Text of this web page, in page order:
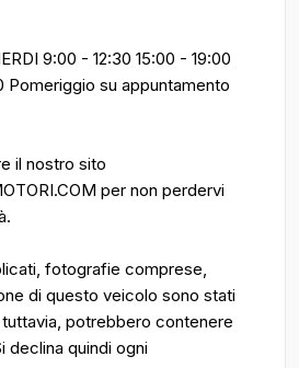
9:00 - 12:30 15:00 - 19:00
Pomeriggio su appuntamento
il nostro sito
per non perdervi
fotografie comprese,
di questo veicolo sono stati
potrebbero contenere
declina quindi ogni